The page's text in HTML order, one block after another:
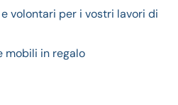
volontari per i vostri lavori di
mobili in regalo